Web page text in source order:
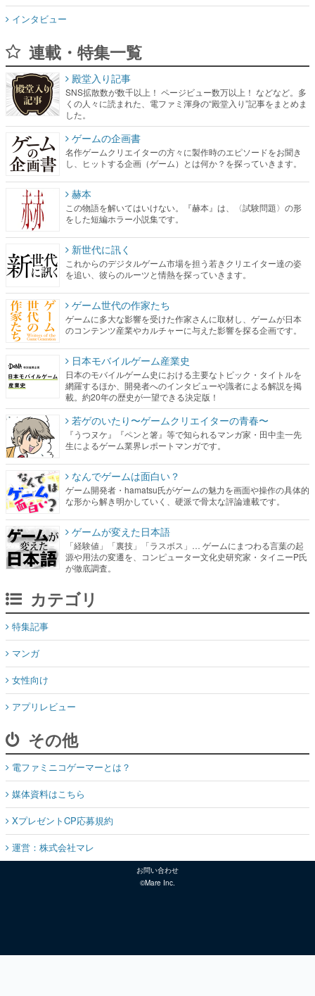
インタビュー
連載・特集一覧
殿堂入り記事
SNS拡散数が数千以上！ ページビュー数万以上！ などなど。多
くの人々に読まれた、電ファミ渾身の“殿堂入り”記事をまとめま
した。
ゲームの企画書
名作ゲームクリエイターの方々に製作時のエピソードをお聞き
し、ヒットする企画（ゲーム）とは何か？を探っていきます。
赫本
この物語を解いてはいけない。『赫本』は、〈試験問題〉の形
をした短編ホラー小説集です。
新世代に訊く
これからのデジタルゲーム市場を担う若きクリエイター達の姿
を追い、彼らのルーツと情熱を探っていきます。
ゲーム世代の作家たち
ゲームに多大な影響を受けた作家さんに取材し、ゲームが日本
のコンテンツ産業やカルチャーに与えた影響を探る企画です。
日本モバイルゲーム産業史
日本のモバイルゲーム史における主要なトピック・タイトルを
網羅するほか、開発者へのインタビューや識者による解説を掲
載。約20年の歴史が一望できる決定版！
若ゲのいたり〜ゲームクリエイターの青春〜
『うつヌケ』『ペンと箸』等で知られるマンガ家・田中圭一先
生によるゲーム業界レポートマンガです。
なんでゲームは面白い？
ゲーム開発者・hamatsu氏がゲームの魅力を画面や操作の具体的
な形から解き明かしていく、硬派で骨太な評論連載です。
ゲームが変えた日本語
「経験値」「裏技」「ラスボス」… ゲームにまつわる言葉の起
源や用法の変遷を、コンピューター文化史研究家・タイニーP氏
が徹底調査。
カテゴリ
特集記事
マンガ
女性向け
アプリレビュー
その他
電ファミニコゲーマーとは？
媒体資料はこちら
XプレゼントCP応募規約
運営：株式会社マレ
お問い合わせ
©Mare Inc.